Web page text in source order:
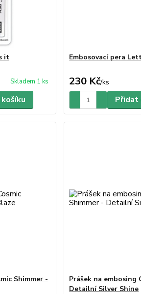
it
Skladem 1 ks
Embosovací pera
230 Kč/ks
Přidat
Shimmer -
Prášek na embosing
Detailní Silver Shine